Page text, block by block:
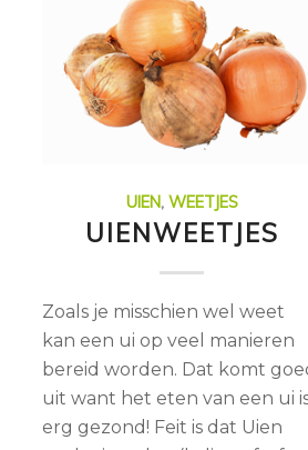
UIEN, WEETJES
UIENWEETJES
Zoals je misschien wel weet
kan een ui op veel manieren
bereid worden. Dat komt
uit want het eten van een ui
erg gezond! Feit is dat Uien